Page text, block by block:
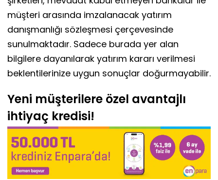
müşteri arasında imzalanacak yatırım
danışmanlığı sözleşmesi çerçevesinde
sunulmaktadır. Sadece burada yer alan
bilgilere dayanılarak yatırım kararı verilmesi
beklentilerinize uygun sonuçlar doğurmayabilir.
Yeni müşterilere özel avantajlı
ihtiyaç kredisi!